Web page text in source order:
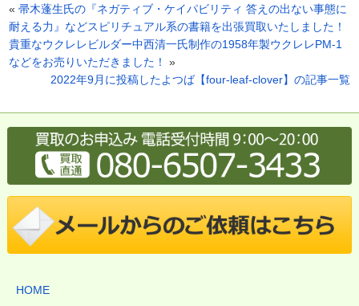
«帚木蓬生氏の『ネガティブ・ケイパビリティ 答えの出ない事態に
耐える力』などスピリチュアル系の書籍を出張買取いたしました！
貴重なウクレレビルダー中西清一氏制作の1958年製ウクレレPM-1
などをお売りいただきました！
»
2022年9月に投稿したよつば【four-leaf-clover】の記事一覧
HOME